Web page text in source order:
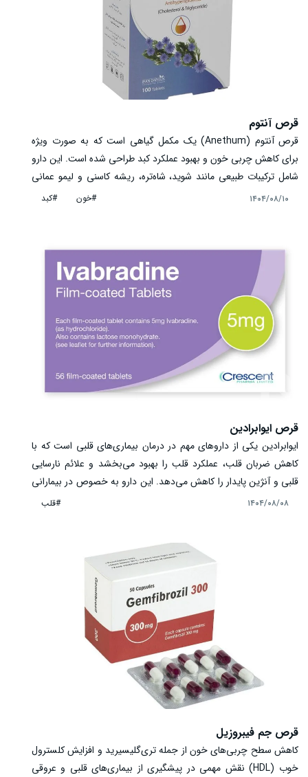
قرص آنتوم
قرص آنتوم (Anethum) یک مکمل گیاهی است که به صورت ویژه
برای کاهش چربی خون و بهبود عملکرد کبد طراحی شده است. این دارو
شامل ترکیبات طبیعی مانند شوید، شاه‌تره، ریشه کاسنی و لیمو عمانی
است و با تحریک ترشح صفرا و کاهش سنتز کلسترول، باعث حفظ
مصرف صحیح و منظم این قرص تحت نظر پزشک می‌تواند به
پیشگیری از بیماری‌های قلبی و کبدی و بهبود متابولیسم چربی‌ها کمک
کند.
۱۴۰۴/۰۸/۱۰ #خون #کبد
قرص ایوابرادین
ایوابرادین یکی از داروهای مهم در درمان بیماری‌های قلبی است که با
کاهش ضربان قلب، عملکرد قلب را بهبود می‌بخشد و علائم نارسایی
قلبی و آنژین پایدار را کاهش می‌دهد. این دارو به خصوص در بیمارانی
که قادر به مصرف بتابلوکرها نیستند یا پاسخ کافی از آن‌ها نگرفته‌اند،
آشنایی با موارد مصرف، عوارض، تداخلات دارویی و هشدارهای قرص
ایوابرادین برای مصرف ایمن ضروری است.
۱۴۰۴/۰۸/۰۸ #قلب
قرص جم فیبروزیل
کاهش سطح چربی‌های خون از جمله تری‌گلیسیرید و افزایش کلسترول
خوب (HDL) نقش مهمی در پیشگیری از بیماری‌های قلبی و عروقی